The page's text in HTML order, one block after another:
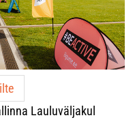
Lauluväljakul